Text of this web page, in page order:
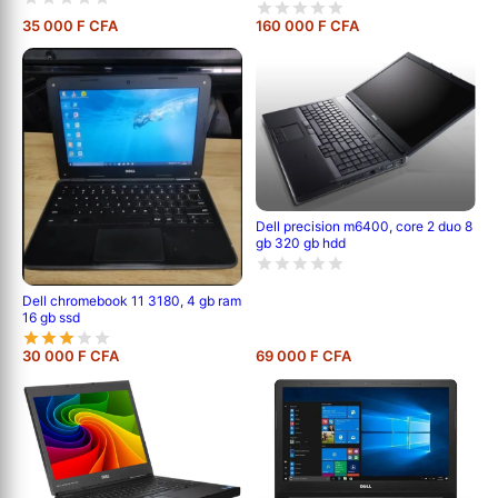
35 000 F CFA 160 000 F CFA
Dell chromebook 11 3180, 4 gb ram
16 gb ssd
30 000 F CFA
Dell precision m6400, core 2 duo 8
gb 320 gb hdd
69 000 F CFA